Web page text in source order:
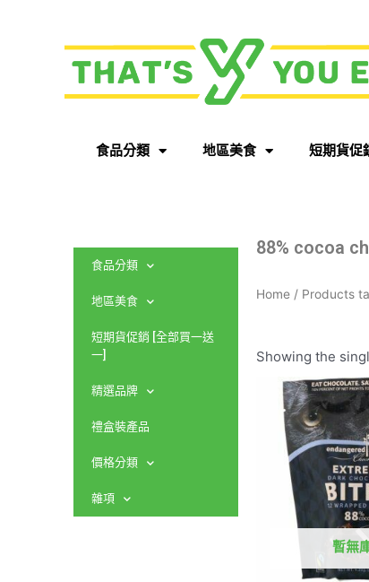
食品分類 地區美食 短期貨促
食品分類
地區美食
短期貨促銷 [全部買一送
一]
精選品牌
禮盒裝產品
價格分類
雜項
88% cocoa
Home / Products
Showing the
暫無